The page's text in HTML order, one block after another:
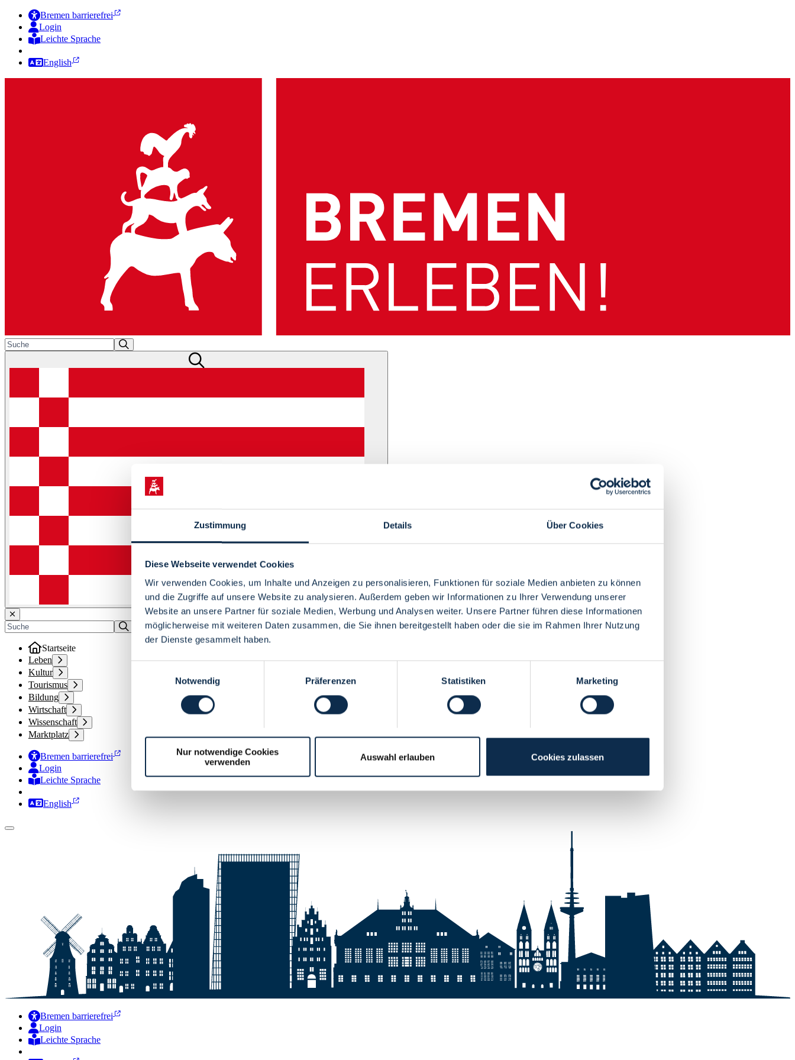
Zustimmung Details Über Cookies
Diese Webseite verwendet Cookies
Wir verwenden Cookies, um Inhalte und Anzeigen zu personalisieren, Funktionen für soziale Medien anbieten zu können
und die Zugriffe auf unsere Website zu analysieren. Außerdem geben wir Informationen zu Ihrer Verwendung unserer
Website an unsere Partner für soziale Medien, Werbung und Analysen weiter. Unsere Partner führen diese Informationen
möglicherweise mit weiteren Daten zusammen, die Sie ihnen bereitgestellt haben oder die sie im Rahmen Ihrer Nutzung
der Dienste gesammelt haben.
Notwendig
Präferenzen Statistiken Marketing
Nur notwendige Cookies
verwenden
Auswahl erlauben Cookies zulassen
Bremen barrierefrei
Login
Leichte Sprache
English
Menü
Startseite
Leben
Kultur
Tourismus
Bildung
Wirtschaft
Wissenschaft
Marktplatz
Bremen barrierefrei
Login
Leichte Sprache
Zur Deutschen Gebärdensprache
English
Bremen barrierefrei
Login
Leichte Sprache